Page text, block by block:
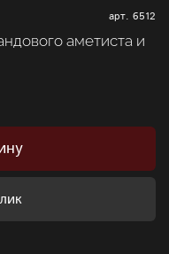
арт. 6512
аметиста и